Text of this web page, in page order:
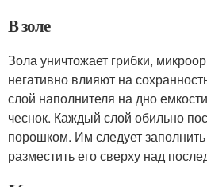
В золе
Зола уничтожает грибки,
негативно влияют на
слой наполнителя на дно
чеснок. Каждый слой обильно
порошком. Им следует
разместить его сверху над